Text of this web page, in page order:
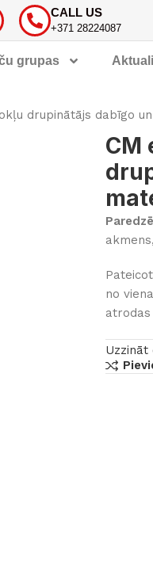
CALL US
+371 28224087
grupas
drupinātājs dabīgo
CM
no
Uzzināt